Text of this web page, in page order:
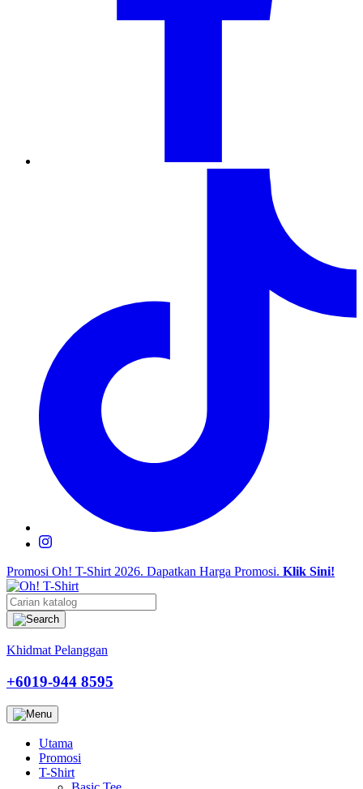
Promosi Oh! T-Shirt 2026. Dapatkan Harga Promosi. Klik Sini!
Khidmat Pelanggan
+6019-944 8595
Utama
Promosi
T-Shirt